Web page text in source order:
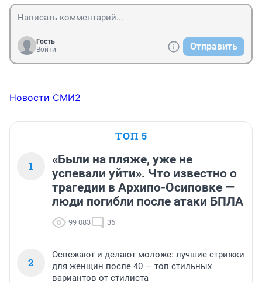
Гость
Войти
Отправить
Новости СМИ2
ТОП 5
1
«Были на пляже, уже не
успевали уйти». Что известно о
трагедии в Архипо-Осиповке —
люди погибли после атаки БПЛА
99 083 36
2
Освежают и делают моложе: лучшие стрижки
для женщин после 40 — топ стильных
вариантов от стилиста